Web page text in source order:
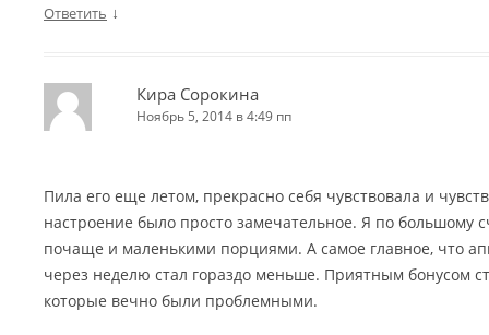
Ответить ↓
Кира Сорокина
Ноябрь 5, 2014 в 4:49 пп
Пила его еще летом, прекрасно себя чувствовала и
настроение было просто замечательное. Я по большому
почаще и маленькими порциями. А самое главное, что
через неделю стал гораздо меньше. Приятным бонусом
которые вечно были проблемными.